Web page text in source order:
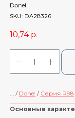
Donel
SKU: DA28326
10,74 р.
... / Donel / Cерия R98
Основные